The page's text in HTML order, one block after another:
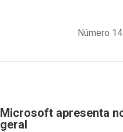
Número
Microsoft apresenta
geral